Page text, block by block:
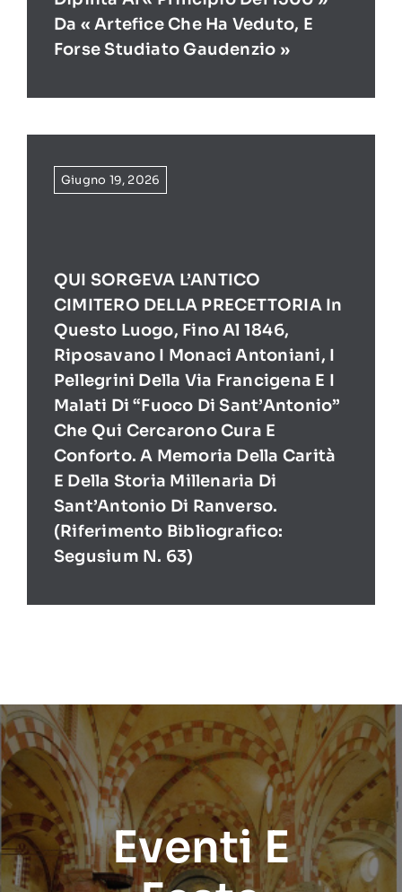
Da « Artefice Che Ha Veduto, E
Forse Studiato Gaudenzio »
Giugno 19, 2026
QUI SORGEVA L’ANTICO
CIMITERO DELLA PRECETTORIA In
Questo Luogo, Fino Al 1846,
Riposavano I Monaci Antoniani, I
Pellegrini Della Via Francigena E I
Malati Di “Fuoco Di Sant’Antonio”
Che Qui Cercarono Cura E
Conforto. A Memoria Della Carità
E Della Storia Millenaria Di
Sant’Antonio Di Ranverso.
(Riferimento Bibliografico:
Segusium N. 63)
Eventi E